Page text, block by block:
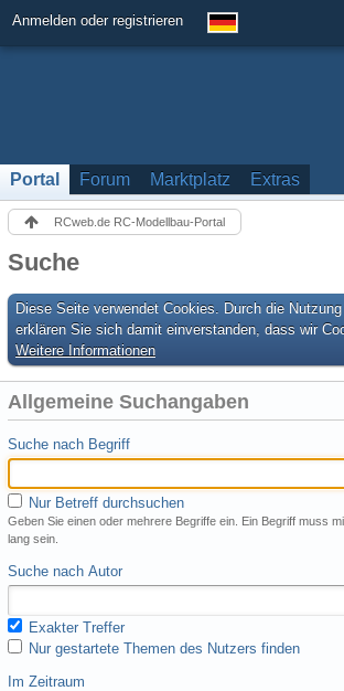
Anmelden oder registrieren
Portal Forum Marktplatz Extras
RCweb.de RC-Modellbau-Portal
Suche
Diese Seite verwendet Cookies. Durch die
erklären Sie sich damit einverstanden, dass wir
Weitere Informationen
Allgemeine Suchangaben
Suche nach Begriff
Nur Betreff durchsuchen
Geben Sie einen oder mehrere Begriffe ein. Ein Begriff muss
lang sein.
Suche nach Autor
Exakter Treffer
Nur gestartete Themen des Nutzers finden
Im Zeitraum